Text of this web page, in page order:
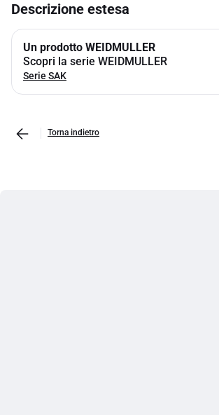
Descrizione estesa
Un prodotto WEIDMULLER
Scopri la serie WEIDMULLER
Serie SAK
Torna indietro